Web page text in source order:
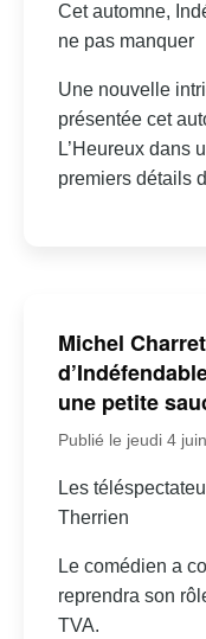
Cet automne,
ne pas manquer
Une nouvelle
présentée cet
L’Heureux dans
premiers détails
Michel
une petite
Publié le jeudi 4
Les
Therrien
Le comédien a
reprendra son
TVA.